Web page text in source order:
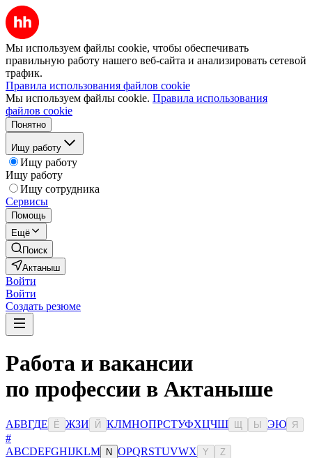
Мы используем файлы cookie, чтобы обеспечивать
правильную работу нашего веб-сайта и анализировать сетевой
трафик.
Правила использования файлов cookie
Мы используем файлы cookie. Правила использования
файлов cookie
Понятно
Ищу работу
Ищу работу
Ищу работу
Ищу сотрудника
Сервисы
Помощь
Ещё
Поиск
Актаныш
Войти
Войти
Создать резюме
Работа и вакансии
по профессии в Актаныше
АБВГДЕ Ё ЖЗИ Й КЛМНОПРСТУФХЦЧШ Ы ЭЮ Я
#
ABCDEFGHIJKLM N OPQRSTUVWX Y Z